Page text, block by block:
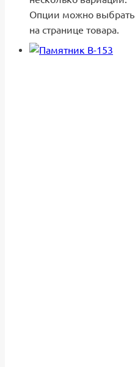
Опции можно выбрать
на странице товара.